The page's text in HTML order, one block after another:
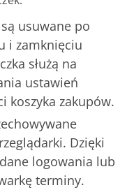
są usuwane po
i zamknięciu
służą na
ustawień
koszyka zakupów.
Dzięki
logowania lub
terminy.